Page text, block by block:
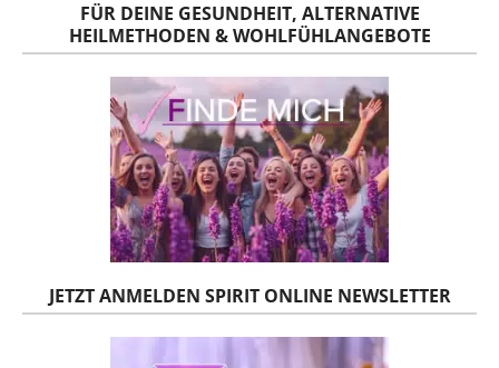
FÜR DEINE GESUNDHEIT, ALTERNATIVE
HEILMETHODEN & WOHLFÜHLANGEBOTE
JETZT ANMELDEN SPIRIT ONLINE NEWSLETTER